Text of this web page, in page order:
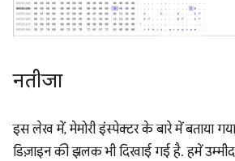
नतीजा
इस लेख में, मेमोरी इंस्पेक्टर के बारे में बताया
डिज़ाइन की झलक भी दिखाई गई है. हमें उम्मीद